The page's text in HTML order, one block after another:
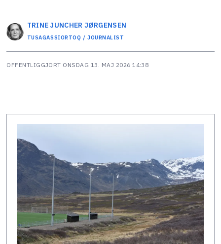
TRINE JUNCHER JØRGENSEN
TUSAGASSIORTOQ / JOURNALIST
OFFENTLIGGJORT ONSDAG 13. MAJ 2026 14:38